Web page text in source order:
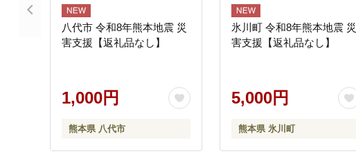
八代市 令和8年熊本地震 災
害支援【返礼品なし】
1,000円
熊本県 八代市
氷川町 令和8年熊本地震 災
害支援【返礼品なし】
5,000円
熊本県 氷川町